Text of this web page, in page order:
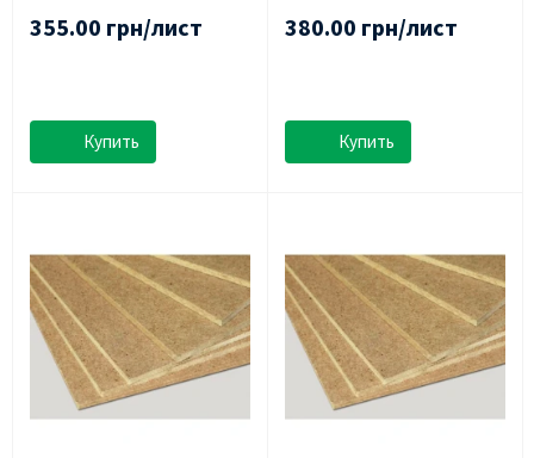
355.00 грн/лист
Купить
380.00 грн/лист
Купить